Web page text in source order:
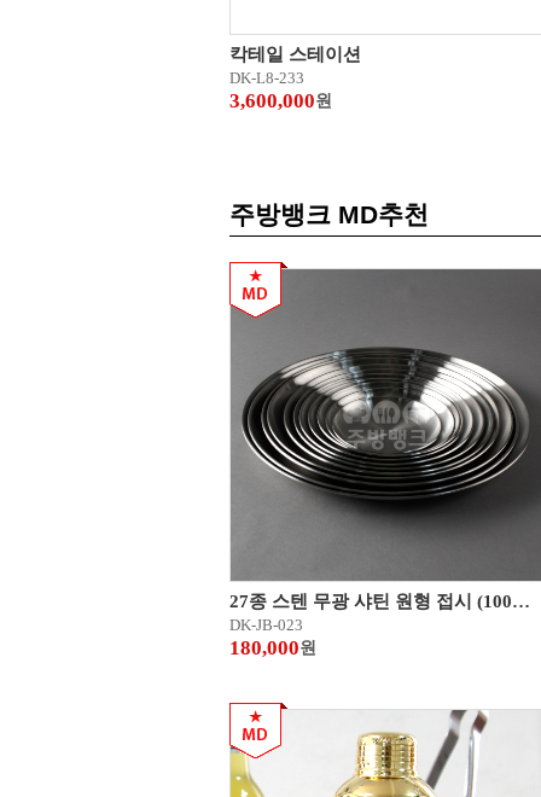
칵테일 스테이션
DK-L8-233
3,600,000원
주방뱅크 MD추천
27종 스텐 무광 샤틴 원형 접시 (100개묶음)
DK-JB-023
180,000원